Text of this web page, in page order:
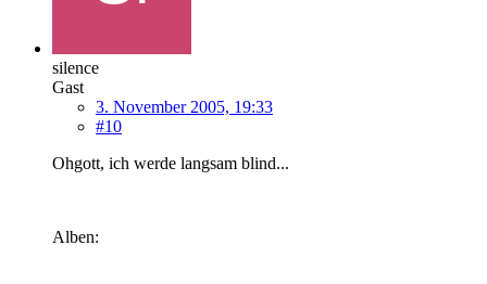
silence
Gast
3. November 2005, 19:33
#10
Ohgott, ich werde langsam blind...
Alben: